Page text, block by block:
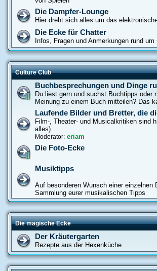
Die Dampfer-Lounge
Hier dreht sich alles um das
Die Ecke für Chatter
Infos, Fragen und Anmerkungen rund
Culture Club
Buchbesprechungen und Dinge
Du liest gern und suchst Buchtipps oder
Meinung zu einem Buch mitteilen? Das
Laufende Bilder und Bretter, die
Film-, Theater- und Musicalkritiken sind
alles)
Moderator: eriam
Die Foto-Ecke
Musiktipps
Auf besonderen Wunsch einer einzelnen
Sammlung eurer musikalischen Tipps
Die magische Ecke
Der Kräutergarten
Rezepte aus der Hexenküche